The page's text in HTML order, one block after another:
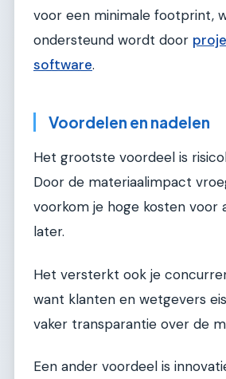
voor een minimale footprint,
ondersteund wordt door
software.
Voordelen en nadelen
Het grootste voordeel is
Door de materiaalimpact
voorkom je hoge kosten voor
later.
Het versterkt ook je
want klanten en wetgevers
vaker transparantie over de
Een ander voordeel is